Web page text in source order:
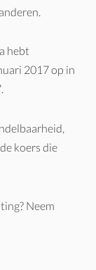
hebt
2017 op in
koers die
Neem